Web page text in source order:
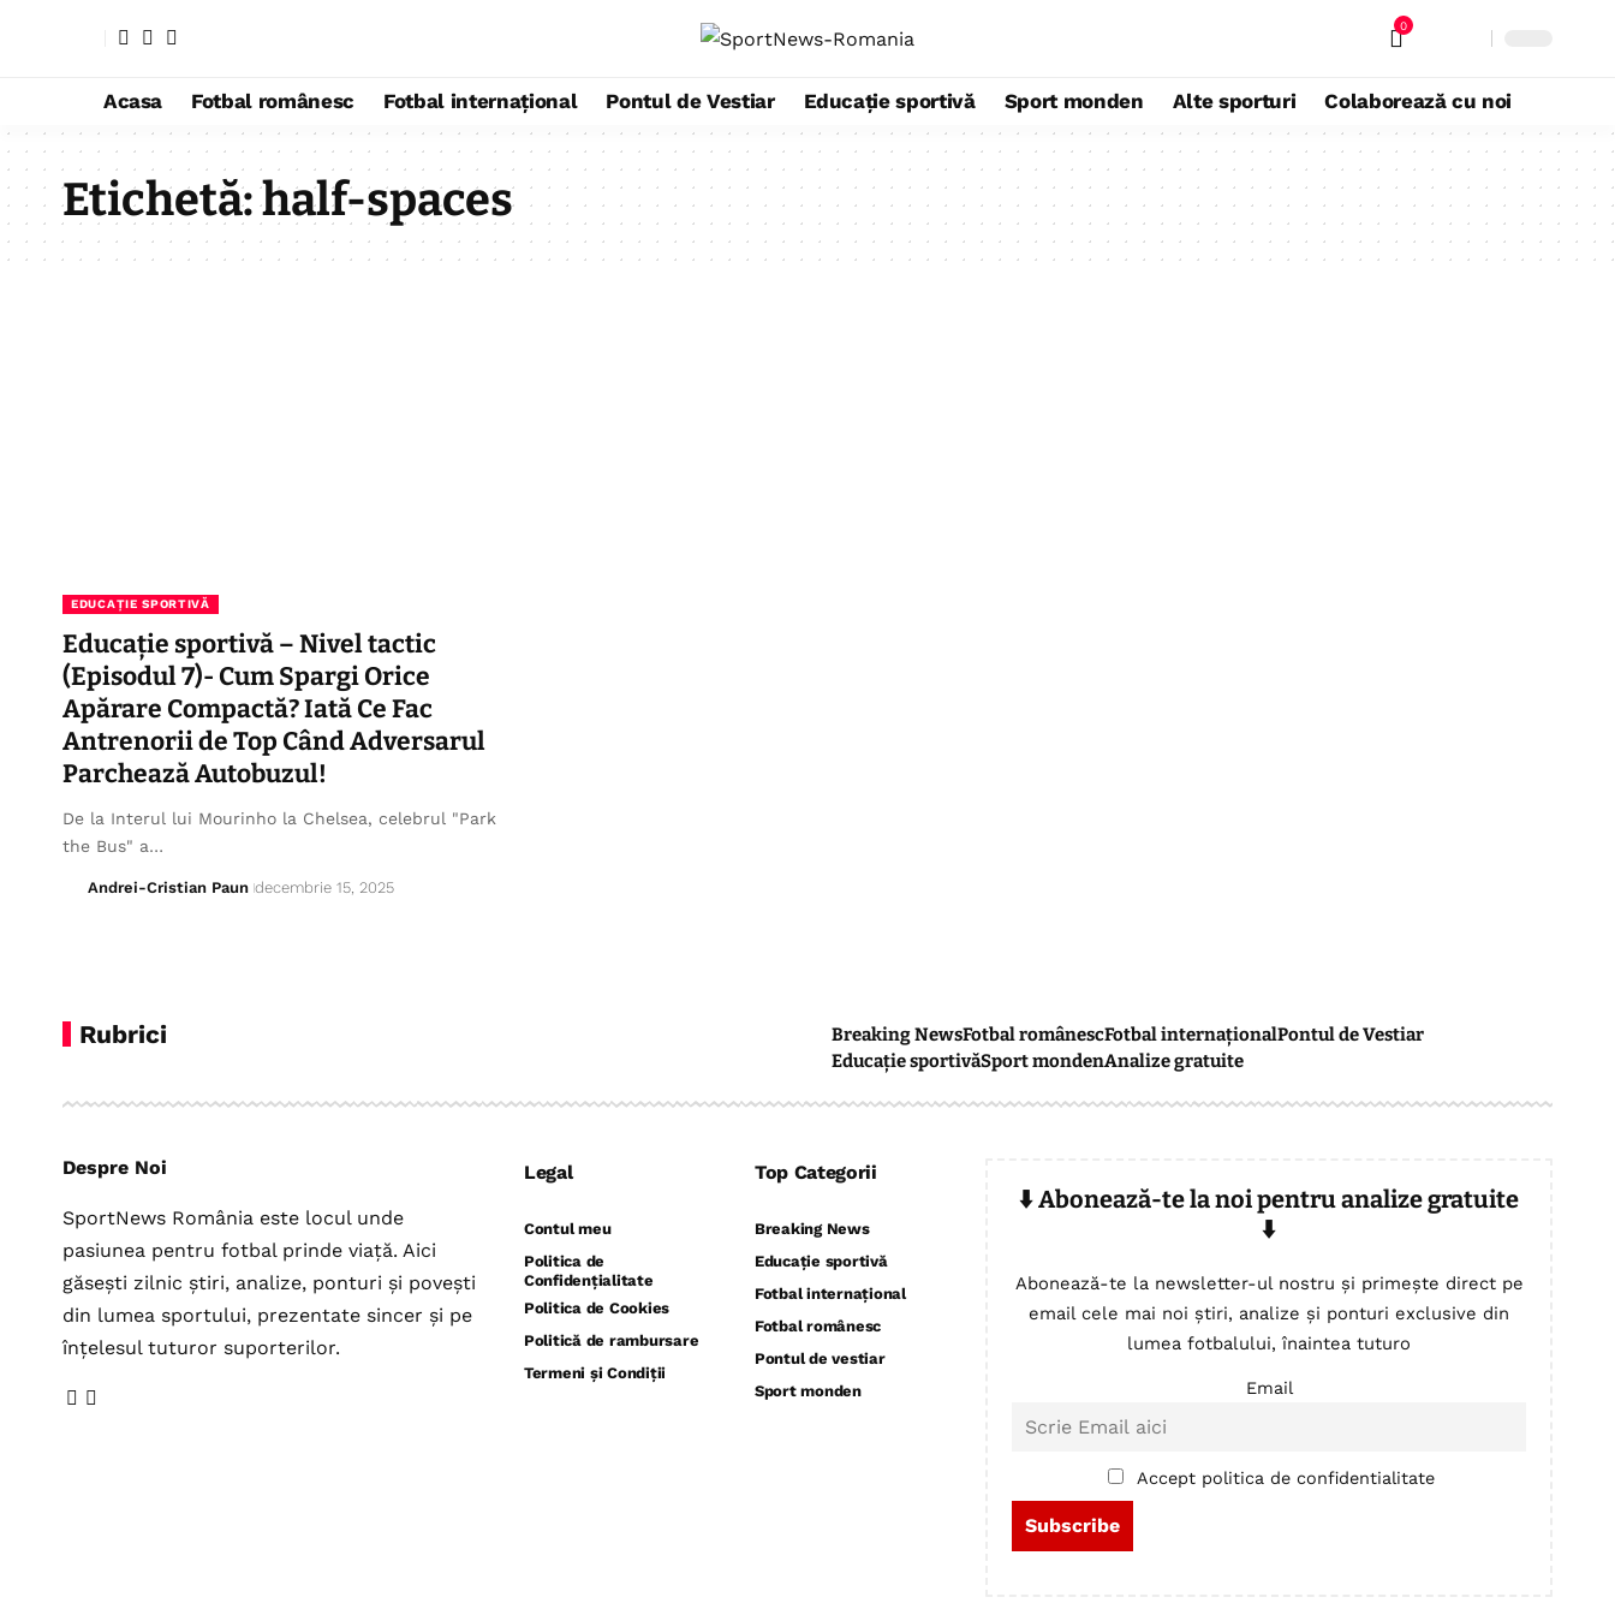
0
Acasa Fotbal românesc Fotbal internațional Pontul de Vestiar Educație sportivă Sport monden Alte sporturi Colaborează cu noi
Etichetă:half-spaces
EDUCAȚIE SPORTIVĂ
Educație sportivă – Nivel tactic
(Episodul 7)- Cum Spargi Orice
Apărare Compactă? Iată Ce Fac
Antrenorii de Top Când Adversarul
Parchează Autobuzul!
De la Interul lui Mourinho la Chelsea, celebrul "Park
the Bus" a…
Andrei-Cristian Paun decembrie 15, 2025
Rubrici Breaking NewsFotbal românescFotbal internaționalPontul de Vestiar
Educație sportivăSport mondenAnalize gratuite
Despre Noi
SportNews România este locul unde
pasiunea pentru fotbal prinde viață. Aici
găsești zilnic știri, analize, ponturi și povești
din lumea sportului, prezentate sincer și pe
înțelesul tuturor suporterilor.
Legal
Contul meu
Politica de
Confidențialitate
Politica de Cookies
Politică de rambursare
Termeni și Condiții
Top Categorii
Breaking News
Educație sportivă
Fotbal internațional
Fotbal românesc
Pontul de vestiar
Sport monden
⬇️ Abonează-te la noi pentru analize gratuite
⬇️
Abonează-te la newsletter-ul nostru și primește direct pe
email cele mai noi știri, analize și ponturi exclusive din
lumea fotbalului, înaintea tuturo
Email
Accept politica de confidentialitate